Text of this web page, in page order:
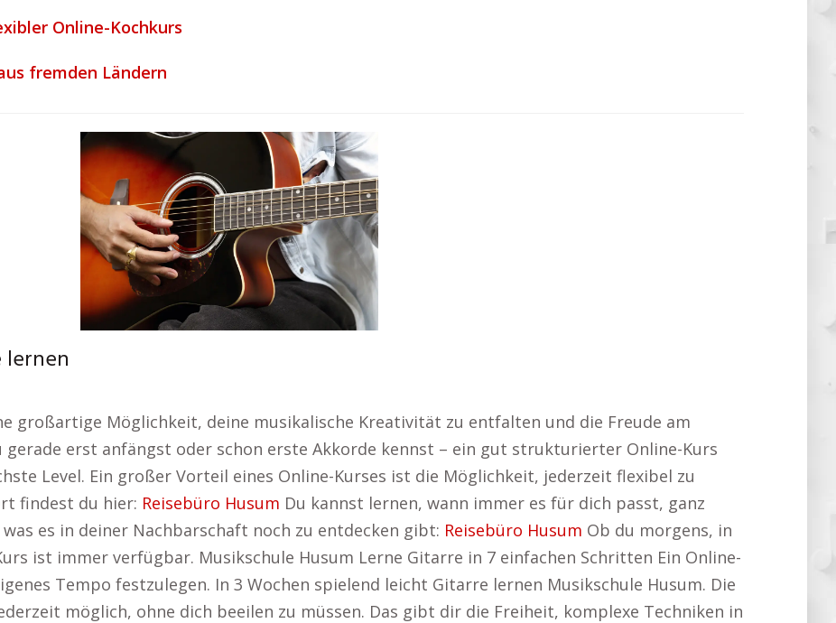
Online-Kochkurs
fremden Ländern
großartige Möglichkeit, deine musikalische Kreativität zu entfalten und die Freude am
gerade erst anfängst oder schon erste Akkorde kennst – ein gut strukturierter Online-Kurs
Level. Ein großer Vorteil eines Online-Kurses ist die Möglichkeit, jederzeit flexibel zu
findest du hier: Reisebüro Husum Du kannst lernen, wann immer es für dich passt, ganz
es in deiner Nachbarschaft noch zu entdecken gibt: Reisebüro Husum Ob du morgens, in
ist immer verfügbar. Musikschule Husum Lerne Gitarre in 7 einfachen Schritten Ein Online-
Tempo festzulegen. In 3 Wochen spielend leicht Gitarre lernen Musikschule Husum. Die
möglich, ohne dich beeilen zu müssen. Das gibt dir die Freiheit, komplexe Techniken in